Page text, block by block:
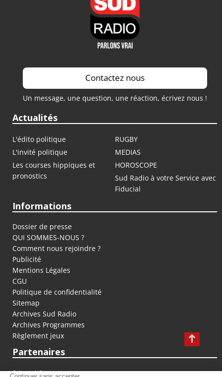
Contactez nous
Un message, une question, une réaction, écrivez nous !
Actualités
L'édito politique
RUGBY
L'invité politique
MEDIAS
Les courses hippiques et
pronostics
HOROSCOPE
Sud Radio à votre Service avec
Fiducial
Informations
Dossier de presse
QUI SOMMES-NOUS ?
Comment nous rejoindre ?
Publicité
Mentions Légales
CGU
Politique de confidentialité
Sitemap
Archives Sud Radio
Archives Programmes
Règlement jeux
Partenaires
fiducial.fr